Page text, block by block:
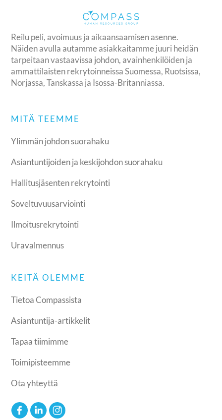
Reilu peli, avoimuus ja aikaansaamisen asenne.
Näiden avulla autamme asiakkaitamme juuri heidän
tarpeitaan vastaavissa johdon, avainhenkilöiden ja
ammattilaisten rekrytoinneissa Suomessa, Ruotsissa,
Norjassa, Tanskassa ja Isossa-Britanniassa.
MITÄ TEEMME
Ylimmän johdon suorahaku
Asiantuntijoiden ja keskijohdon suorahaku
Hallitusjäsenten rekrytointi
Soveltuvuusarviointi
Ilmoitusrekrytointi
Uravalmennus
KEITÄ OLEMME
Tietoa Compassista
Asiantuntija-artikkelit
Tapaa tiimimme
Toimipisteemme
Ota yhteyttä